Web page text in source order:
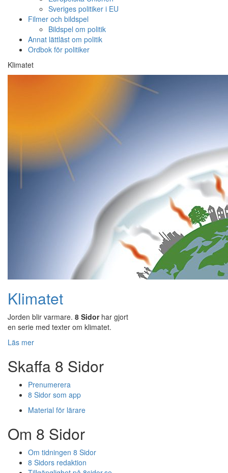
Sveriges politiker i EU
Filmer och bildspel
Bildspel om politik
Annat lättläst om politik
Ordbok för politiker
Klimatet
Klimatet
Jorden blir varmare. 8 Sidorhar gjort
en serie med texter om klimatet.
Läs mer
Skaffa 8 Sidor
Prenumerera
8 Sidor som app
Material för lärare
Om 8 Sidor
Om tidningen 8 Sidor
8 Sidors redaktion